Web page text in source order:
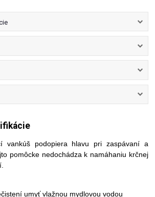
vankúš podopiera hlavu pri zaspávaní a
pomôcke nedochádza k namáhaniu krčnej
umyť vlažnou mydlovou vodou